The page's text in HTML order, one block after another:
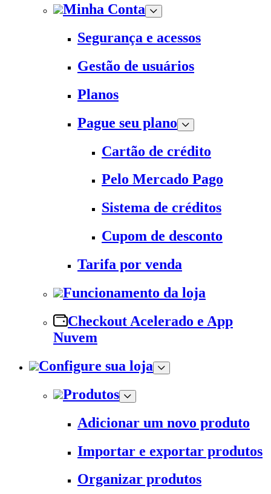
Minha Conta
Segurança e acessos
Gestão de usuários
Planos
Pague seu plano
Cartão de crédito
Pelo Mercado Pago
Sistema de créditos
Cupom de desconto
Tarifa por venda
Funcionamento da loja
Checkout Acelerado e App
Nuvem
Configure sua loja
Produtos
Adicionar um novo produto
Importar e exportar produtos
Organizar produtos